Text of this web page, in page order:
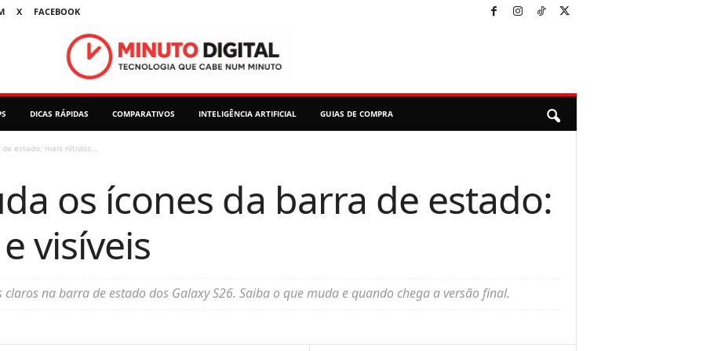
X FACEBOOK
DICAS RÁPIDAS COMPARATIVOS INTELIGÊNCIA ARTIFICIAL GUIAS DE COMPRA
estado: mais nítidos...
os ícones da barra de estado:
visíveis
na barra de estado dos Galaxy S26. Saiba o que muda e quando chega a versão final.